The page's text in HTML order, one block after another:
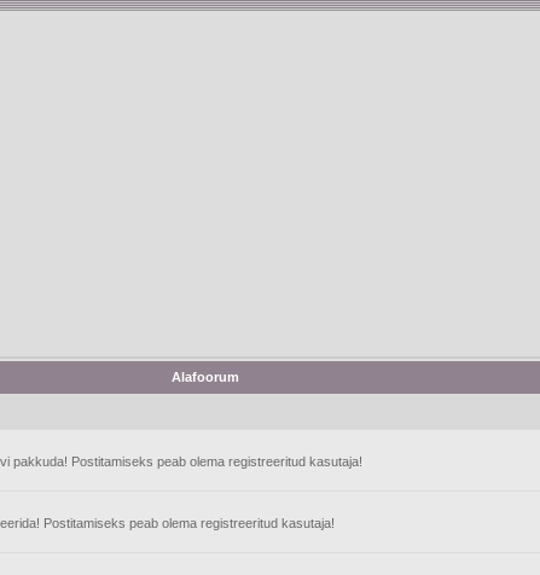
Alafoorum
pakkuda! Postitamiseks peab olema registreeritud kasutaja!
Postitamiseks peab olema registreeritud kasutaja!